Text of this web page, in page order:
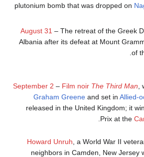
plutonium bomb that was dropped on
August 31 – The retreat of the Greek
Albania after its defeat at Mount
of
September 2 – Film noir The Third Man
Graham Greeneand set in Allied-
released in the United Kingdom; it
Prix at the
Howard Unruh , a World War II
neighbors in Camden, New Jersey